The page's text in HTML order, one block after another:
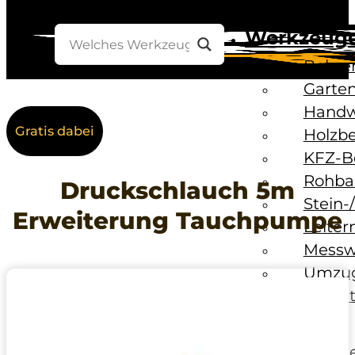
KFZ-
Gratis dabei
Druckschlauch 5m
Erweiterung Tauchpumpe